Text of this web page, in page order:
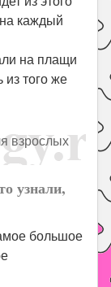
каждый
на плащи
того же
взрослых
узнали,
большое